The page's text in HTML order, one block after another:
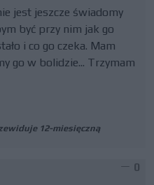
jest jeszcze świadomy
być przy nim jak go
i co go czeka. Mam
go w bolidzie... Trzymam
12-miesięczną
0